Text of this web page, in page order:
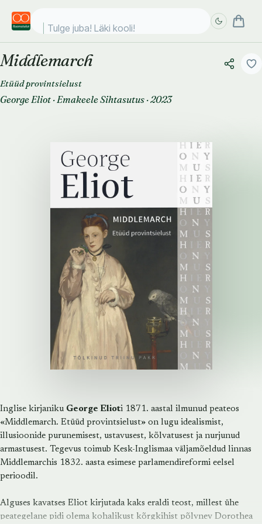
Tulge juba! Läki kooli!
Middlemarch
Etüüd provintsielust
George Eliot ·Emakeele Sihtasutus ·2023
Inglise kirjaniku George Elioti 1871. aastal ilmunud peateos
«Middlemarch. Etüüd provintsielust» on lugu idealismist,
illusioonide purunemisest, ustavusest, kõlvatusest ja nurjunud
armastusest. Tegevus toimub Kesk-Inglismaa väljamõeldud linnas
Middlemarchis 1832. aasta esimese parlamendireformi eelsel
perioodil.
Alguses kavatses Eliot kirjutada kaks eraldi teost, millest ühe
peategelane pidi olema kohalikust kõrgkihist põlvnev Dorothea